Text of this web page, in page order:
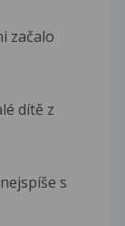
začalo
dítě z
s